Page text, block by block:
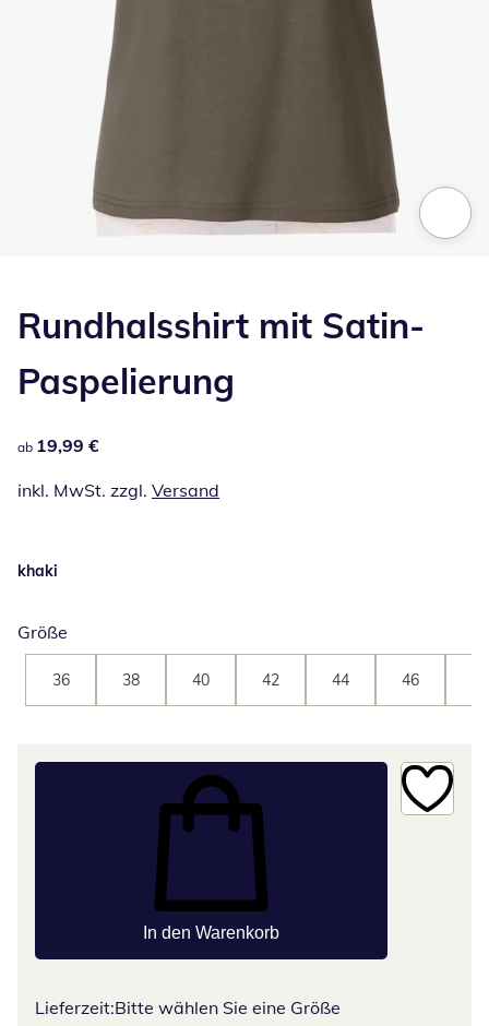
Rundhalsshirt mit Satin-
Paspelierung
19,99 €
ab 19,99 €
inkl. MwSt. zzgl. Versand
khaki
Größe
36 38 40 42 44 46
In den Warenkorb
Lieferzeit:Bitte wählen Sie eine Größe